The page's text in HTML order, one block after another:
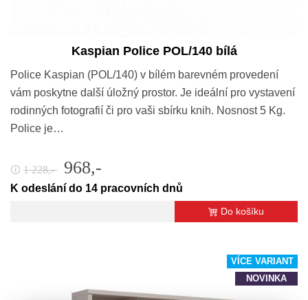
Kaspian Police POL/140 bílá
Police Kaspian (POL/140) v bílém barevném provedení
vám poskytne další úložný prostor. Je ideální pro vystavení
rodinných fotografií či pro vaši sbírku knih. Nosnost 5 Kg.
Police je…
🛈 1 228,- 968,-
K odeslání do 14 pracovních dnů
Do košíku
VÍCE VARIANT
NOVINKA